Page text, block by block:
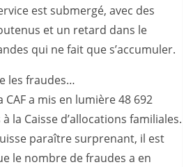
est submergé, avec des
et un retard dans le
qui ne fait que s’accumuler.
les fraudes…
a mis en lumière 48 692
la Caisse d’allocations familiales.
paraître surprenant, il est
le nombre de fraudes a en